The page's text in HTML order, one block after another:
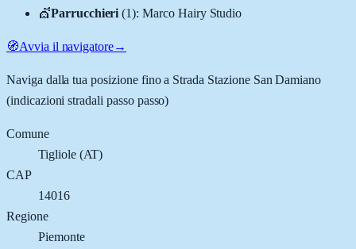
💇Parrucchieri (1):Marco Hairy Studio
🧭Avvia il navigatore→
Naviga dalla tua posizione fino a Strada Stazione San Damiano
(indicazioni stradali passo passo)
Comune
Tigliole(AT)
CAP
14016
Regione
Piemonte